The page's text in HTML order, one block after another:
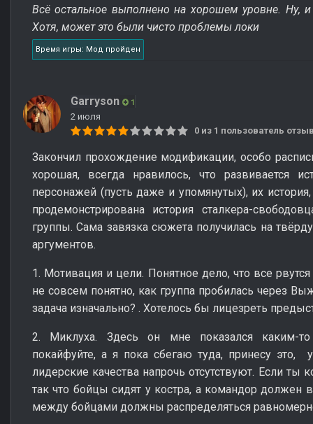
Всё остальное выполнено на хорошем уровне. Ну,
Хотя, может это были чисто проблемы локи
Время игры: Мод пройден
Garryson 1
2 июля
0 из 1 пользователь
Закончил прохождение модификации, особо
хорошая, всегда нравилось, что развивается
персонажей (пусть даже и упомянутых), их
продемонстрирована история сталкера-
группы. Сама завязка сюжета получилась на
аргументов.
1. Мотивация и цели. Понятное дело, что все
не совсем понятно, как группа пробилась через
задача изначально? . Хотелось бы лицезреть
2. Миклуха. Здесь он мне показался каким-
покайфуйте, а я пока сбегаю туда, принесу это,
лидерские качества напрочь отсутствуют. Если ты
так что бойцы сидят у костра, а командор должен
между бойцами должны распределяться